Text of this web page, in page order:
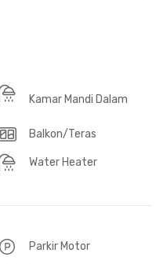
Kamar Mandi Dalam
Balkon/Teras
Water Heater
Parkir Motor